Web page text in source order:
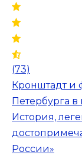
(73)
Кронштадт и
Петербурга
История,
России»